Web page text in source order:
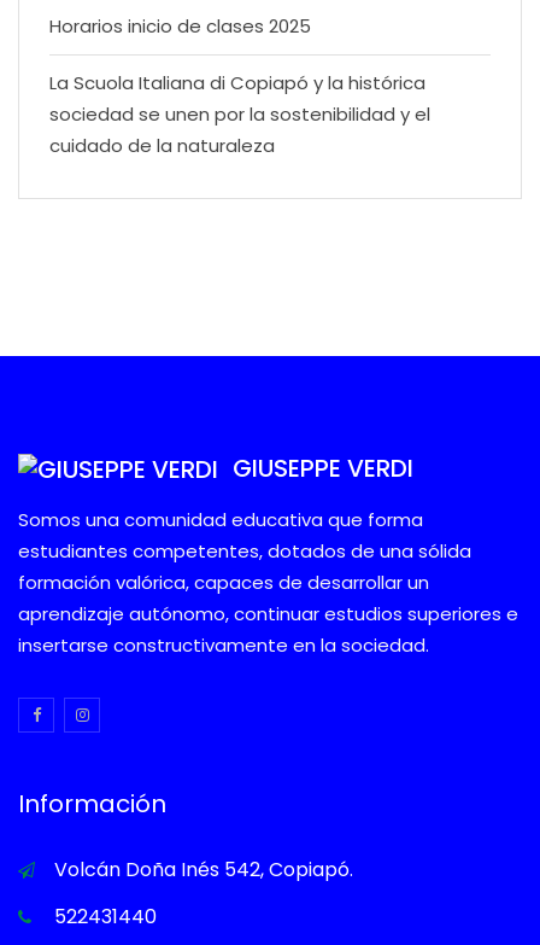
Horarios inicio de clases 2025
La Scuola Italiana di Copiapó y la histórica
sociedad se unen por la sostenibilidad y el
cuidado de la naturaleza
GIUSEPPE VERDI
Somos una comunidad educativa que forma
estudiantes competentes, dotados de una sólida
formación valórica, capaces de desarrollar un
aprendizaje autónomo, continuar estudios superiores e
insertarse constructivamente en la sociedad.
Información
Volcán Doña Inés 542, Copiapó.
522431440